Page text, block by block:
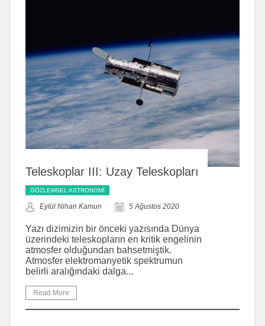
Teleskoplar III: Uzay Teleskopları
GÖZLEMSEL ASTRONOMI
Eylül Nihan Kamun 5 Ağustos 2020
Yazı dizimizin bir önceki yazısında Dünya
üzerindeki teleskopların en kritik engelinin
atmosfer olduğundan bahsetmiştik.
Atmosfer elektromanyetik spektrumun
belirli aralığındaki dalga...
Read More